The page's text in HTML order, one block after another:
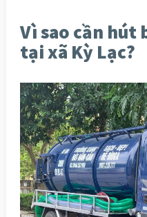
Vì sao cần hút
tại xã Kỳ Lạc?